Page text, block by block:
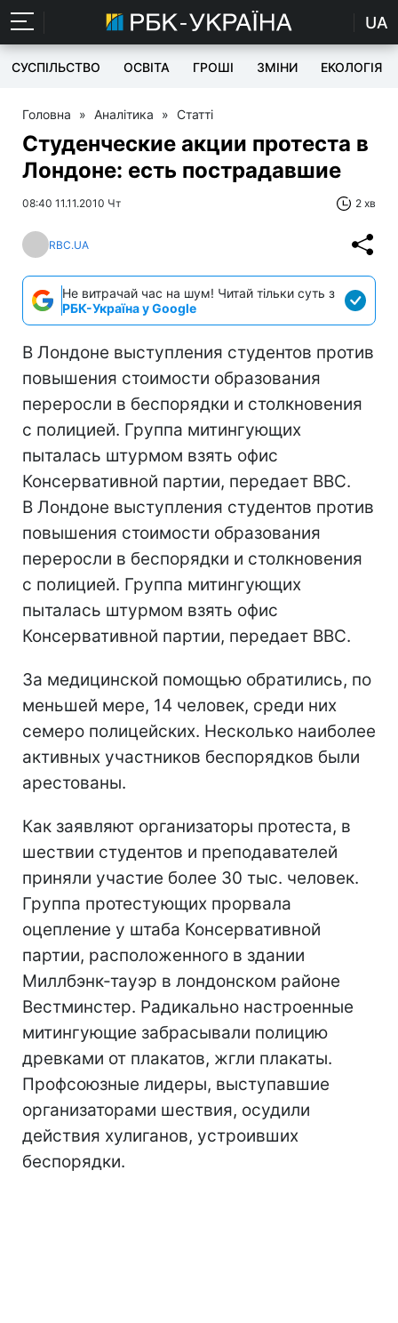
UA
СУСПІЛЬСТВО ОСВІТА ГРОШІ ЗМІНИ ЕКОЛОГІЯ
Головна » Аналітика » Статті
Студенческие акции протеста в
Лондоне: есть пострадавшие
08:40 11.11.2010 Чт 2 хв
RBC.UA
Не витрачай час на шум! Читай тільки суть з
РБК-Україна у Google
В Лондоне выступления студентов против
повышения стоимости образования
переросли в беспорядки и столкновения
с полицией. Группа митингующих
пыталась штурмом взять офис
Консервативной партии, передает BBC.
В Лондоне выступления студентов против
повышения стоимости образования
переросли в беспорядки и столкновения
с полицией. Группа митингующих
пыталась штурмом взять офис
Консервативной партии, передает BBC.
За медицинской помощью обратились, по
меньшей мере, 14 человек, среди них
семеро полицейских. Несколько наиболее
активных участников беспорядков были
арестованы.
Как заявляют организаторы протеста, в
шествии студентов и преподавателей
приняли участие более 30 тыс. человек.
Группа протестующих прорвала
оцепление у штаба Консервативной
партии, расположенного в здании
Миллбэнк-тауэр в лондонском районе
Вестминстер. Радикально настроенные
митингующие забрасывали полицию
древками от плакатов, жгли плакаты.
Профсоюзные лидеры, выступавшие
организаторами шествия, осудили
действия хулиганов, устроивших
беспорядки.